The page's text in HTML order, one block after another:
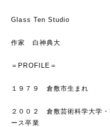
Glass Ten Studio
作家 白神典大
＝PROFILE＝
１９７９ 倉敷市生まれ
２００２ 倉敷芸術科学大学
ース卒業